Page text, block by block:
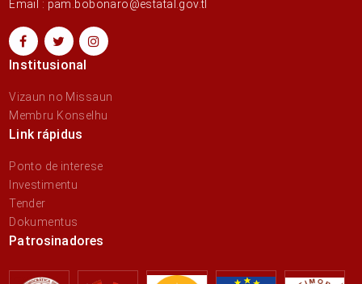
Email : pam.bobonaro@estatal.gov.tl
Institusional
Vizaun no Missaun
Membru Konselhu
Link rápidus
Ponto de interese
Investimentu
Tender
Dokumentus
Patrosinadores